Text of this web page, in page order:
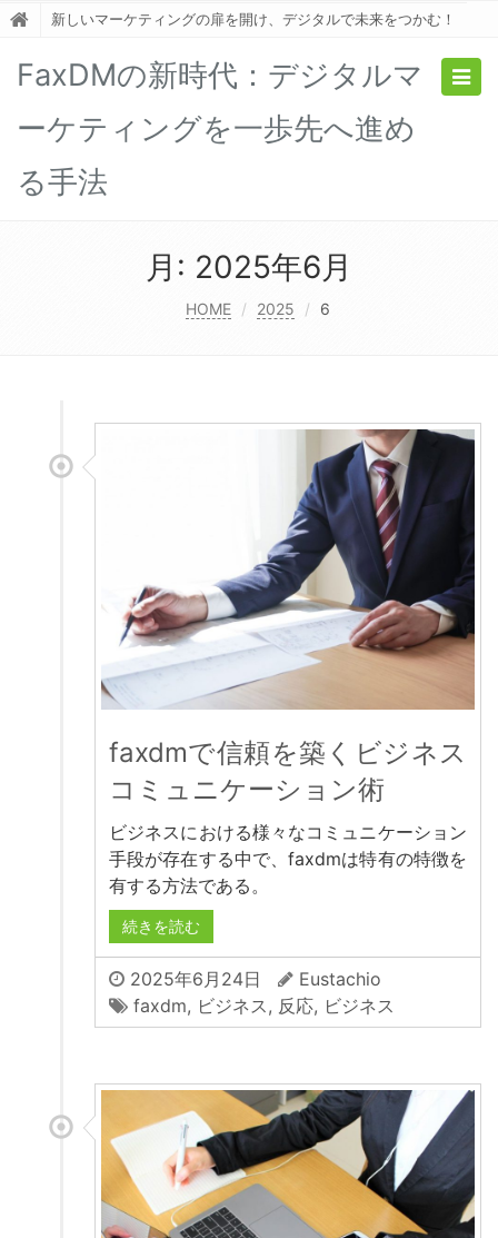
新しいマーケティングの扉を開け、デジタルで未来をつかむ！
FaxDMの新時代：デジタルマ
ーケティングを一歩先へ進め
る手法
月: 2025年6月
HOME 2025 6
faxdmで信頼を築くビジネス
コミュニケーション術
ビジネスにおける様々なコミュニケーション
手段が存在する中で、faxdmは特有の特徴を
有する方法である。
続きを読む
2025年6月24日
Eustachio
faxdm, ビジネス, 反応, ビジネス